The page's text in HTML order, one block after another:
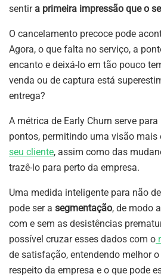
sentir a primeira impressão que o
O cancelamento precoce pode
Agora, o que falta no serviço, a
encanto e deixá-lo em tão pouco
venda ou de captura está
entrega?
A métrica de Early Churn serve
pontos, permitindo uma visão mais
seu cliente, assim como das
trazê-lo para perto da empresa.
Uma medida inteligente para não
pode ser a segmentação, de modo
com e sem as desistências
possível cruzar esses dados com o
de satisfação, entendendo melhor
respeito da empresa e o que pode